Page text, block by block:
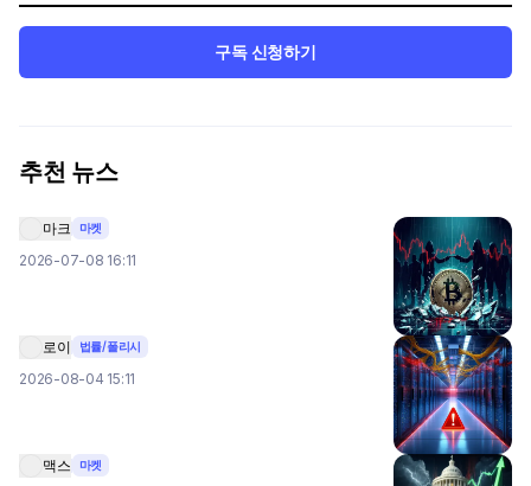
구독 신청하기
추천 뉴스
마크 마켓
2026-07-08 16:11
로이 법률/폴리시
2026-08-04 15:11
맥스 마켓